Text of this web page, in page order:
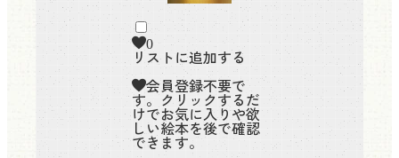
0
リストに追加する
会員登録不要で
す。クリックするだ
けでお気に入りや欲
しい絵本を後で確認
できます。